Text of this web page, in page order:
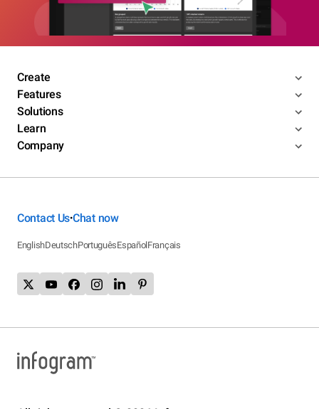
Create
Features
Solutions
Learn
Company
Contact Us•Chat now
EnglishDeutschPortuguêsEspañolFrançais